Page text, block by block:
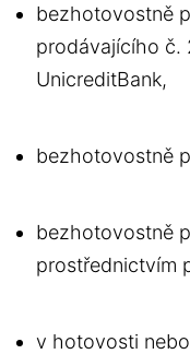
bezhotovostně
prodávajícího č.
UnicreditBank,
bezhotovostně
bezhotovostně
prostřednictvím
v hotovosti